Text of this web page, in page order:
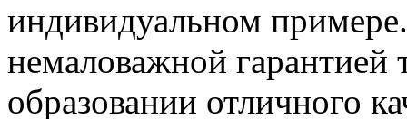
индивидуальном
немаловажной
образовании отличного